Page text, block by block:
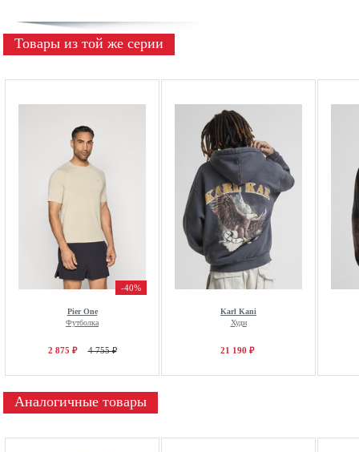
Товары из той же серии
-40%
Pier One
Футболка
2 875 ₽ 4 755 ₽
Karl Kani
Худи
21 190 ₽
Аналогичные товары